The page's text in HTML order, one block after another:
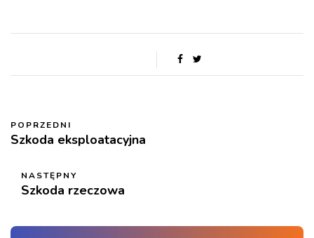
POPRZEDNI
Szkoda eksploatacyjna
NASTĘPNY
Szkoda rzeczowa